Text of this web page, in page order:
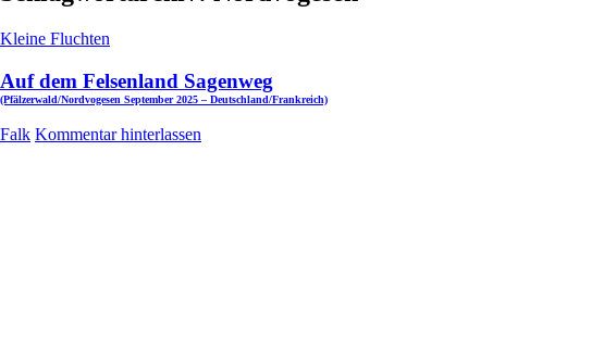
Kleine Fluchten
Auf dem Felsenland Sagenweg
(Pfälzerwald/Nordvogesen September 2025 – Deutschland/Frankreich)
Falk Kommentar hinterlassen